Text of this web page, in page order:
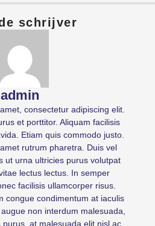
schrijver
admin
consectetur adipiscing elit.
et porttitor. Aliquam facilisis
Etiam quis commodo justo.
rutrum pharetra. Duis vel
ut urna ultricies purus volutpat
lectus lectus. In semper
facilisis ullamcorper risus.
congue condimentum at iaculis
non interdum malesuada,
purus, at malesuada elit nisl ac